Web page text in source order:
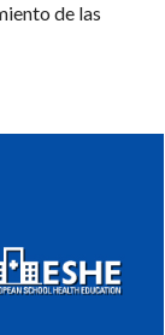
de las